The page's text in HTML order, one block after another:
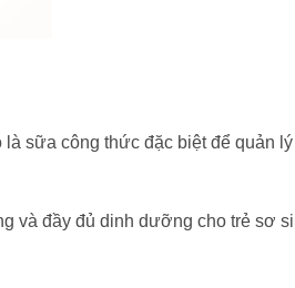
sữa công thức đặc biệt để quản
và đầy đủ dinh dưỡng cho trẻ sơ